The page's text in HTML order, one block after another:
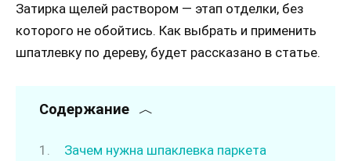
Затирка щелей раствором — этап отделки, без
которого не обойтись. Как выбрать и применить
шпатлевку по дереву, будет рассказано в статье.
Содержание
Зачем нужна шпаклевка паркета